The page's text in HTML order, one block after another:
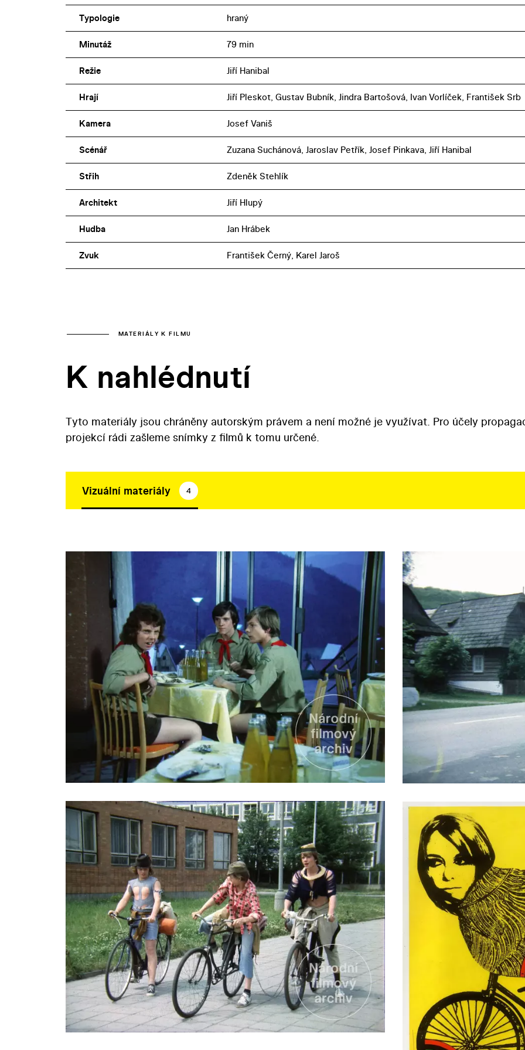
Typologie hraný
Minutáž 79 min
Režie Jiří Hanibal
Hrají Jiří Pleskot, Gustav Bubník, Jindra Bartošová, Ivan Vorlíček, František Srb
Kamera Josef Vaniš
Scénář Zuzana Suchánová, Jaroslav Petřík, Josef Pinkava, Jiří Hanibal
Střih Zdeněk Stehlík
Architekt Jiří Hlupý
Hudba Jan Hrábek
Zvuk František Černý, Karel Jaroš
MATERIÁLY K FILMU
K nahlédnutí
Tyto materiály jsou chráněny autorským právem a není možné je využívat. Pro účely
projekcí rádi zašleme snímky z filmů k tomu určené.
Vizuální materiály 4